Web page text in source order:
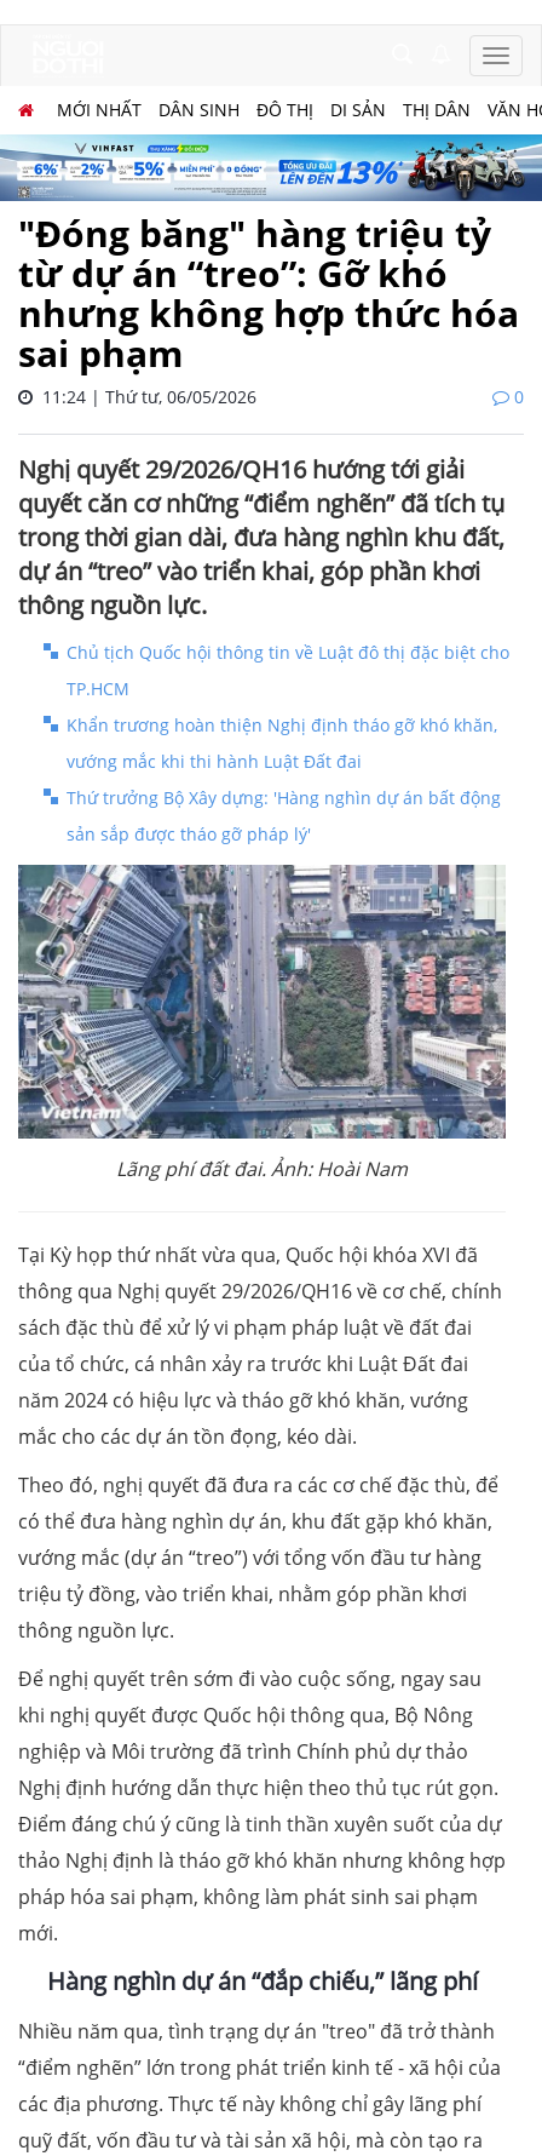
MỚI NHẤT DÂN SINH ĐÔ THỊ DI SẢN THỊ DÂN VĂN
"Đóng băng" hàng triệu tỷ
từ dự án “treo”: Gỡ khó
nhưng không hợp thức hóa
sai phạm
11:24 | Thứ tư, 06/05/2026 0
Nghị quyết 29/2026/QH16 hướng tới giải
quyết căn cơ những “điểm nghẽn” đã tích tụ
trong thời gian dài, đưa hàng nghìn khu đất,
dự án “treo” vào triển khai, góp phần khơi
thông nguồn lực.
Chủ tịch Quốc hội thông tin về Luật đô thị đặc biệt cho
TP.HCM
Khẩn trương hoàn thiện Nghị định tháo gỡ khó khăn,
vướng mắc khi thi hành Luật Đất đai
Thứ trưởng Bộ Xây dựng: 'Hàng nghìn dự án bất động
sản sắp được tháo gỡ pháp lý'
Lãng phí đất đai. Ảnh: Hoài Nam
Tại Kỳ họp thứ nhất vừa qua, Quốc hội khóa XVI đã
thông qua Nghị quyết 29/2026/QH16 về cơ chế, chính
sách đặc thù để xử lý vi phạm pháp luật về đất đai
của tổ chức, cá nhân xảy ra trước khi Luật Đất đai
năm 2024 có hiệu lực và tháo gỡ khó khăn, vướng
mắc cho các dự án tồn đọng, kéo dài.
Theo đó, nghị quyết đã đưa ra các cơ chế đặc thù, để
có thể đưa hàng nghìn dự án, khu đất gặp khó khăn,
vướng mắc (dự án “treo”) với tổng vốn đầu tư hàng
triệu tỷ đồng, vào triển khai, nhằm góp phần khơi
thông nguồn lực.
Để nghị quyết trên sớm đi vào cuộc số​ng, ngay sau
khi nghị quyết được Quốc hội thông qua, Bộ Nông
nghiệp và Môi trường đã trình Chính phủ dự thảo
Nghị định hướng dẫn thực hiện theo thủ tục rút gọn.
Điểm đáng chú ý cũng là tinh thần xuyên suốt của dự
thảo Nghị định là tháo gỡ khó khăn nhưng không hợp
pháp hóa sai phạm, không làm phát sinh sai phạm
mới.
Hàng nghìn dự án “đắp chiếu,” lãng phí
Nhiều năm qua, tình trạng dự án "treo" đã trở thành
“điểm nghẽn” lớn trong phát triển kinh tế - xã hội của
các địa phương. Thực tế này không chỉ gây lãng phí
quỹ đất, vốn đầu tư và tài sản xã hội, mà còn tạo ra